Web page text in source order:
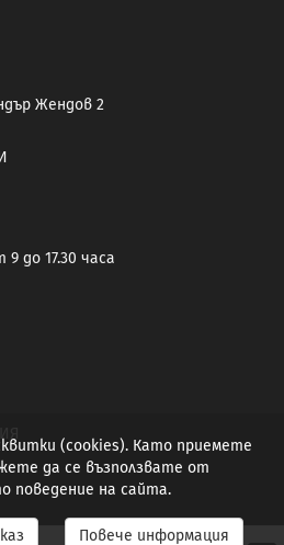
Жендов 2
до 17.30 часа
(cookies). Като приемете
да се възползвате от
поведение на сайта.
Повече информация